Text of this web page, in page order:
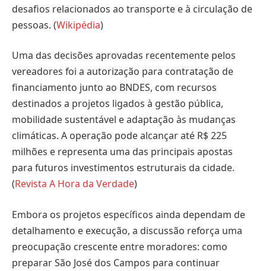
desafios relacionados ao transporte e à circulação de
pessoas. (Wikipédia)
Uma das decisões aprovadas recentemente pelos
vereadores foi a autorização para contratação de
financiamento junto ao BNDES, com recursos
destinados a projetos ligados à gestão pública,
mobilidade sustentável e adaptação às mudanças
climáticas. A operação pode alcançar até R$ 225
milhões e representa uma das principais apostas
para futuros investimentos estruturais da cidade.
(Revista A Hora da Verdade)
Embora os projetos específicos ainda dependam de
detalhamento e execução, a discussão reforça uma
preocupação crescente entre moradores: como
preparar São José dos Campos para continuar